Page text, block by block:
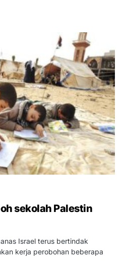
sekolah Palestin
Israel terus bertindak
kerja perobohan beberapa